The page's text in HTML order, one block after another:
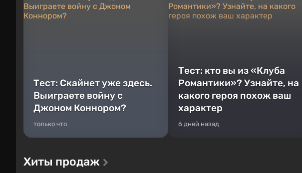
Тест: Скайнет уже здесь.
Выиграете войну с
Джоном Коннором?
только что
Тест: кто вы из «Клуба
Романтики»? Узнайте, на
какого героя похож ваш
характер
6 дней назад
Хиты продаж